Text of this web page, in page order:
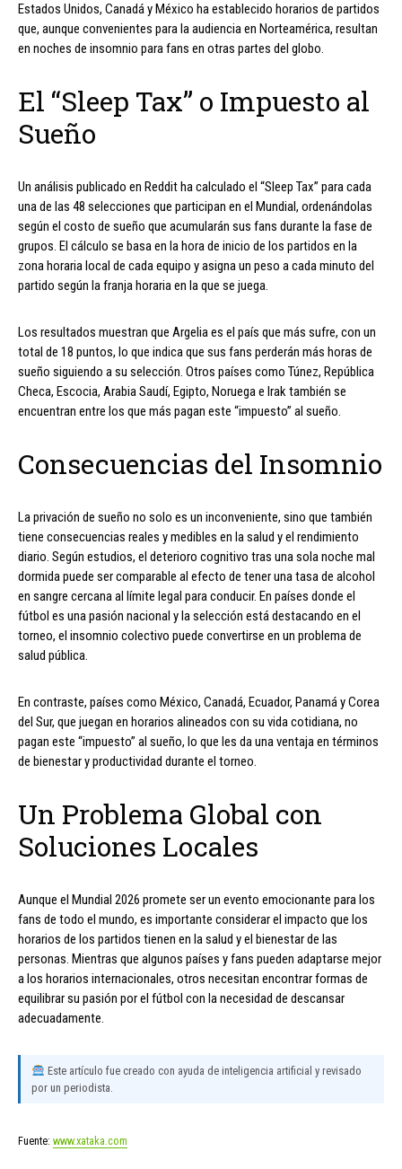
Estados Unidos, Canadá y México ha establecido horarios de partidos
que, aunque convenientes para la audiencia en Norteamérica, resultan
en noches de insomnio para fans en otras partes del globo.
El “Sleep Tax” o Impuesto al
Sueño
Un análisis publicado en Reddit ha calculado el “Sleep Tax” para cada
una de las 48 selecciones que participan en el Mundial, ordenándolas
según el costo de sueño que acumularán sus fans durante la fase de
grupos. El cálculo se basa en la hora de inicio de los partidos en la
zona horaria local de cada equipo y asigna un peso a cada minuto del
partido según la franja horaria en la que se juega.
Los resultados muestran que Argelia es el país que más sufre, con un
total de 18 puntos, lo que indica que sus fans perderán más horas de
sueño siguiendo a su selección. Otros países como Túnez, República
Checa, Escocia, Arabia Saudí, Egipto, Noruega e Irak también se
encuentran entre los que más pagan este “impuesto” al sueño.
Consecuencias del Insomnio
La privación de sueño no solo es un inconveniente, sino que también
tiene consecuencias reales y medibles en la salud y el rendimiento
diario. Según estudios, el deterioro cognitivo tras una sola noche mal
dormida puede ser comparable al efecto de tener una tasa de alcohol
en sangre cercana al límite legal para conducir. En países donde el
fútbol es una pasión nacional y la selección está destacando en el
torneo, el insomnio colectivo puede convertirse en un problema de
salud pública.
En contraste, países como México, Canadá, Ecuador, Panamá y Corea
del Sur, que juegan en horarios alineados con su vida cotidiana, no
pagan este “impuesto” al sueño, lo que les da una ventaja en términos
de bienestar y productividad durante el torneo.
Un Problema Global con
Soluciones Locales
Aunque el Mundial 2026 promete ser un evento emocionante para los
fans de todo el mundo, es importante considerar el impacto que los
horarios de los partidos tienen en la salud y el bienestar de las
personas. Mientras que algunos países y fans pueden adaptarse mejor
a los horarios internacionales, otros necesitan encontrar formas de
equilibrar su pasión por el fútbol con la necesidad de descansar
adecuadamente.
Este artículo fue creado con ayuda de inteligencia artificial y revisado
por un periodista.
Fuente: www.xataka.com